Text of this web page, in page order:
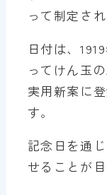
って制定され
日付は、
ってけん玉
実用新案に
す。
記念日を通
せることが目